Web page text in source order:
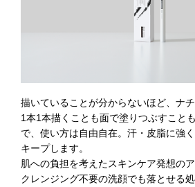
描いていることが分からないほど、ナチ
1本1本描くことも面で塗りつぶすこと
で、使い方は自由自在。汗・皮脂に強
キープします。
肌への負担を考えたスキンケア発想のア
クレンジング不要の洗顔でも落とせる処